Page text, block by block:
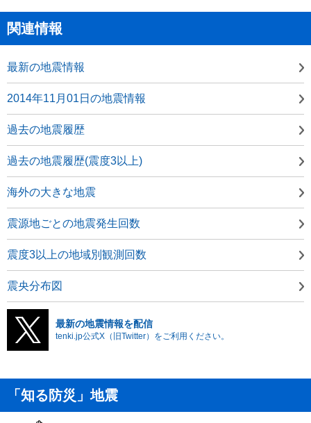
関連情報
最新の地震情報
2014年11月01日の地震情報
過去の地震履歴
過去の地震履歴(震度3以上)
海外の大きな地震
震源地ごとの地震発生回数
震度3以上の地域別観測回数
震央分布図
最新の地震情報を配信
tenki.jp公式X（旧Twitter）をご利用ください。
「知る防災」地震